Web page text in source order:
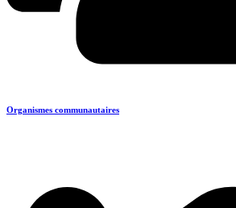
Organismes communautaires